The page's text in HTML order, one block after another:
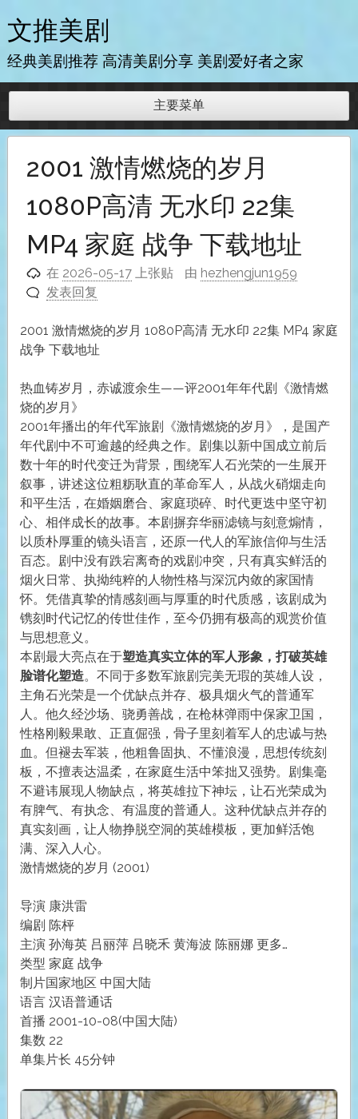
至
内
文推美剧
经典美剧推荐 高清美剧分享 美剧爱好者之家
主要菜单
2001 激情燃烧的岁月
1080P高清 无水印 22集
MP4 家庭 战争 下载地址
在 2026-05-17 上张贴 由 hezhengjun1959
发表回复
2001 激情燃烧的岁月 1080P高清 无水印 22集 MP4 家庭
战争 下载地址
热血铸岁月，赤诚渡余生——评2001年年代剧《激情燃
烧的岁月》
2001年播出的年代军旅剧《激情燃烧的岁月》，是国产
年代剧中不可逾越的经典之作。剧集以新中国成立前后
数十年的时代变迁为背景，围绕军人石光荣的一生展开
叙事，讲述这位粗粝耿直的革命军人，从战火硝烟走向
和平生活，在婚姻磨合、家庭琐碎、时代更迭中坚守初
心、相伴成长的故事。本剧摒弃华丽滤镜与刻意煽情，
以质朴厚重的镜头语言，还原一代人的军旅信仰与生活
百态。剧中没有跌宕离奇的戏剧冲突，只有真实鲜活的
烟火日常、执拗纯粹的人物性格与深沉内敛的家国情
怀。凭借真挚的情感刻画与厚重的时代质感，该剧成为
镌刻时代记忆的传世佳作，至今仍拥有极高的观赏价值
与思想意义。
本剧最大亮点在于塑造真实立体的军人形象，打破英雄
脸谱化塑造。不同于多数军旅剧完美无瑕的英雄人设，
主角石光荣是一个优缺点并存、极具烟火气的普通军
人。他久经沙场、骁勇善战，在枪林弹雨中保家卫国，
性格刚毅果敢、正直倔强，骨子里刻着军人的忠诚与热
血。但褪去军装，他粗鲁固执、不懂浪漫，思想传统刻
板，不擅表达温柔，在家庭生活中笨拙又强势。剧集毫
不避讳展现人物缺点，将英雄拉下神坛，让石光荣成为
有脾气、有执念、有温度的普通人。这种优缺点并存的
真实刻画，让人物挣脱空洞的英雄模板，更加鲜活饱
满、深入人心。
激情燃烧的岁月 (2001)
导演 康洪雷
编剧 陈枰
主演 孙海英 吕丽萍 吕晓禾 黄海波 陈丽娜 更多…
类型 家庭 战争
制片国家地区 中国大陆
语言 汉语普通话
首播 2001-10-08(中国大陆)
集数 22
单集片长 45分钟